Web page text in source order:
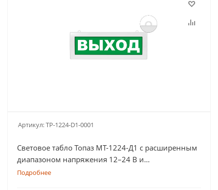
Артикул:TP-1224-D1-0001
Световое табло Топаз МТ-1224-Д1 с расширенным
диапазоном напряжения 12–24 В и
односторонней надписью. Оповещатель оснащен
Подробнее